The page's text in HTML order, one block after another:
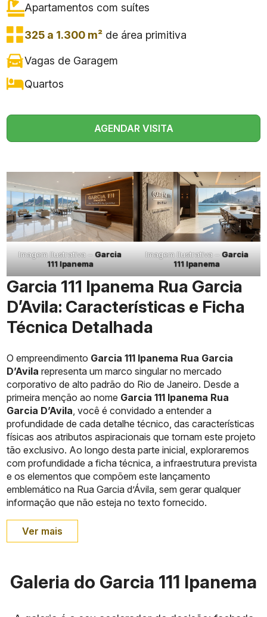
Apartamentos comsuítes
325 a 1.300 m² de área primitiva
Vagas de Garagem
Quartos
AGENDAR VISITA
Imagem Ilustrativa –Garcia
111 Ipanema
Imagem Ilustrativa –Garcia
111 Ipanema
Garcia 111 Ipanema Rua Garcia
D’Avila: Características e Ficha
Técnica Detalhada
O empreendimento Garcia 111 Ipanema Rua Garcia
D’Avila representa um marco singular no mercado
corporativo de alto padrão do Rio de Janeiro. Desde a
primeira menção ao nome Garcia 111 Ipanema Rua
Garcia D’Avila , você é convidado a entender a
profundidade de cada detalhe técnico, das características
físicas aos atributos aspiracionais que tornam este projeto
tão exclusivo. Ao longo desta parte inicial, exploraremos
com profundidade a ficha técnica, a infraestrutura prevista
e os elementos que compõem este lançamento
emblemático na Rua Garcia d’Ávila, sem gerar qualquer
informação que não esteja no texto fornecido.
Ver mais
Galeria do Garcia 111 Ipanema